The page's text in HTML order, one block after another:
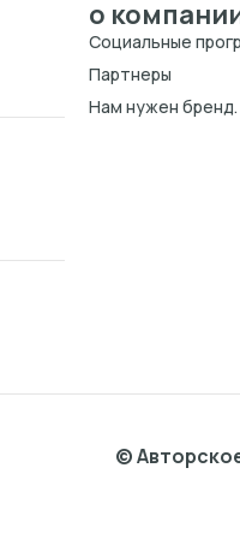
о
Cоциальные
Партнеры
Нам нужен бренд.
©